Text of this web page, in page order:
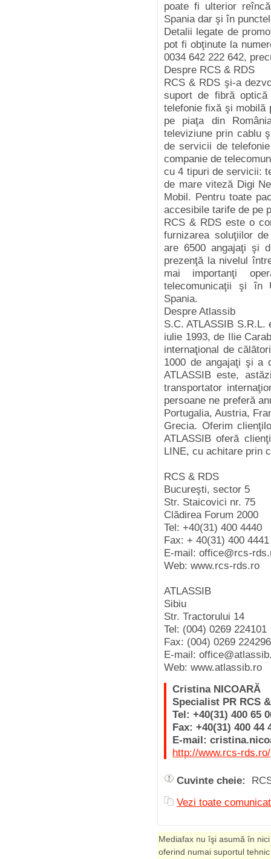
poate fi ulterior
Spania dar şi în
Detalii legate de
pot fi obţinute la
0034 642 222 642,
Despre RCS & RDS
RCS & RDS şi-a
suport de fibră
telefonie fixă şi mobilă
pe piaţa din
televiziune prin cablu
de servicii de
companie de
cu 4 tipuri de servicii:
de mare viteză Digi
Mobil. Pentru toate
accesibile tarife de pe
RCS & RDS este o
furnizarea soluţiilor
are 6500 angajaţi şi
prezenţă la nivelul
mai importanţi
telecomunicaţii şi în
Spania.
Despre Atlassib
S.C. ATLASSIB
iulie 1993, de Ilie
internaţional de
1000 de angajaţi şi a
ATLASSIB este,
transportator
persoane ne preferă
Portugalia, Austria,
Grecia. Oferim
ATLASSIB oferă
LINE, cu achitare prin
RCS & RDS
Bucureşti, sector 5
Str. Staicovici nr. 75
Clădirea Forum 2000
Tel: +40(31) 400 4440
Fax: + 40(31) 400 4441
E-mail: office@rcs-
Web: www.rcs-rds.ro
ATLASSIB
Sibiu
Str. Tractorului 14
Tel: (004) 0269 224101
Fax: (004) 0269 224296
E-mail:
Web: www.atlassib.ro
Cristina NICOARĂ
Specialist PR RCS
Tel: +40(31) 400 65
Fax: +40(31) 400 44
E-mail:
http://www.rcs-rds.ro/
Cuvinte cheie:
Vezi toate
Mediafax nu îşi asumă în
oferind numai suportul